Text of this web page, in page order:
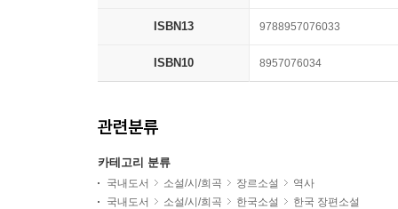
ISBN13 9788957076033
ISBN10 8957076034
관련분류
카테고리 분류
국내도서 소설/시/희곡 장르소설
역사
국내도서
소설/시/희곡 한국소설 한국 장편소설